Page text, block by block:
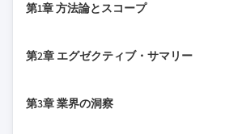
第1章 方法論とスコープ
1.2 ベース見積りと計算
1.4 予測パラメータ
第2章 エグゼクティブ・サマリー
第3章 業界の洞察